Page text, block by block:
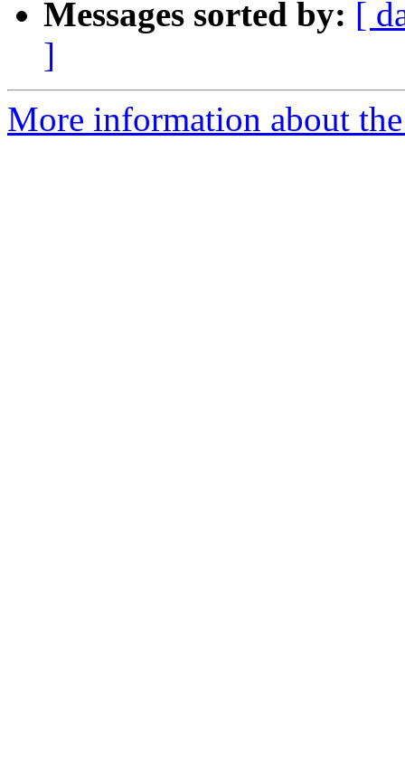
Messages sorted by: [
]
More information about